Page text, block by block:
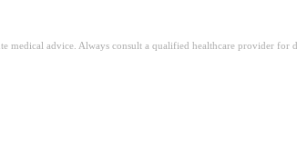
medical advice. Always consult a qualified healthcare provider